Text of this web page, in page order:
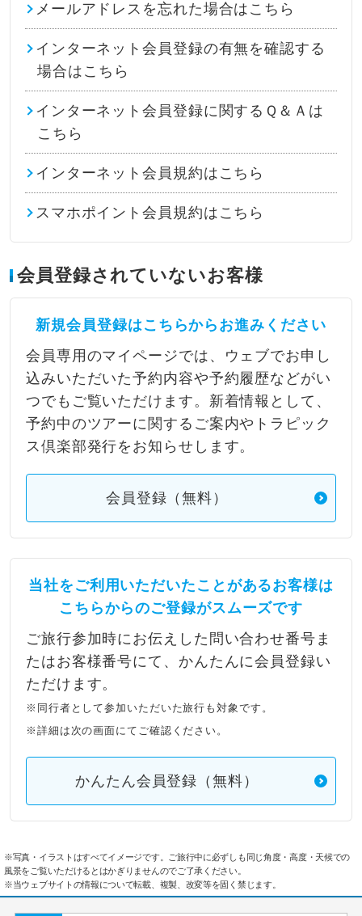
メールアドレスを忘れた場合はこちら
インターネット会員登録の有無を確認する
場合はこちら
インターネット会員登録に関するＱ＆Ａは
こちら
インターネット会員規約はこちら
スマホポイント会員規約はこちら
会員登録されていないお客様
新規会員登録はこちらからお進みください
会員専用のマイページでは、ウェブでお申し
込みいただいた予約内容や予約履歴などがい
つでもご覧いただけます。新着情報として、
予約中のツアーに関するご案内やトラピック
ス倶楽部発行をお知らせします。
会員登録（無料）
当社をご利用いただいたことがあるお客様は
こちらからのご登録がスムーズです
ご旅行参加時にお伝えした問い合わせ番号ま
たはお客様番号にて、かんたんに会員登録い
ただけます。
※同行者として参加いただいた旅行も対象です。
※詳細は次の画面にてご確認ください。
かんたん会員登録（無料）
※写真・イラストはすべてイメージです。ご旅行中に必ずしも同じ角度・高度・天候での
風景をご覧いただけるとはかぎりませんのでご了承ください。
※当ウェブサイトの情報について転載、複製、改変等を固く禁じます。